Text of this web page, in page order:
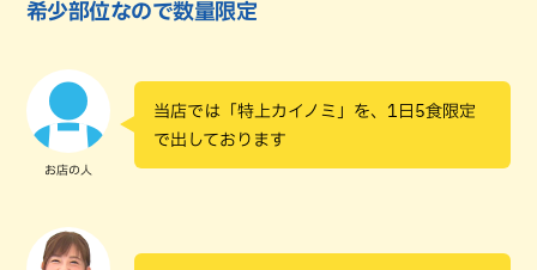
希少部位なので数量限定
お店の人
当店では「特上カイノミ」を、1日5食限定
で出しております